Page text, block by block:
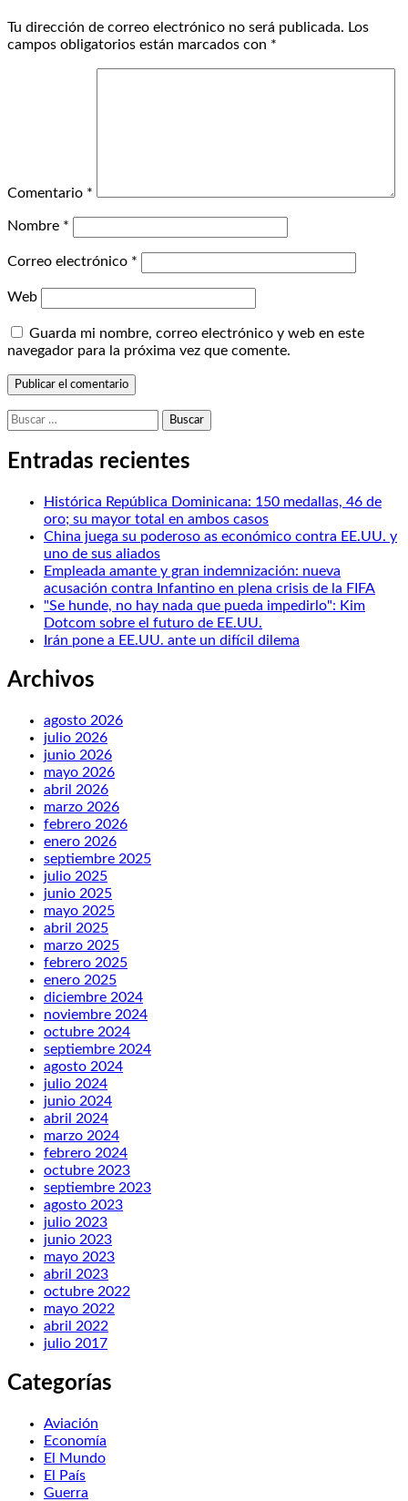
Tu dirección de correo electrónico no será publicada. Los
campos obligatorios están marcados con *
Comentario *
Nombre *
Correo electrónico *
Web
Guarda mi nombre, correo electrónico y web en este
navegador para la próxima vez que comente.
Buscar:
Entradas recientes
Histórica República Dominicana: 150 medallas, 46 de
oro; su mayor total en ambos casos
China juega su poderoso as económico contra EE.UU. y
uno de sus aliados
Empleada amante y gran indemnización: nueva
acusación contra Infantino en plena crisis de la FIFA
"Se hunde, no hay nada que pueda impedirlo": Kim
Dotcom sobre el futuro de EE.UU.
Irán pone a EE.UU. ante un difícil dilema
Archivos
agosto 2026
julio 2026
junio 2026
mayo 2026
abril 2026
marzo 2026
febrero 2026
enero 2026
septiembre 2025
julio 2025
junio 2025
mayo 2025
abril 2025
marzo 2025
febrero 2025
enero 2025
diciembre 2024
noviembre 2024
octubre 2024
septiembre 2024
agosto 2024
julio 2024
junio 2024
abril 2024
marzo 2024
febrero 2024
octubre 2023
septiembre 2023
agosto 2023
julio 2023
junio 2023
mayo 2023
abril 2023
octubre 2022
mayo 2022
abril 2022
julio 2017
Categorías
Aviación
Economía
El Mundo
El País
Guerra